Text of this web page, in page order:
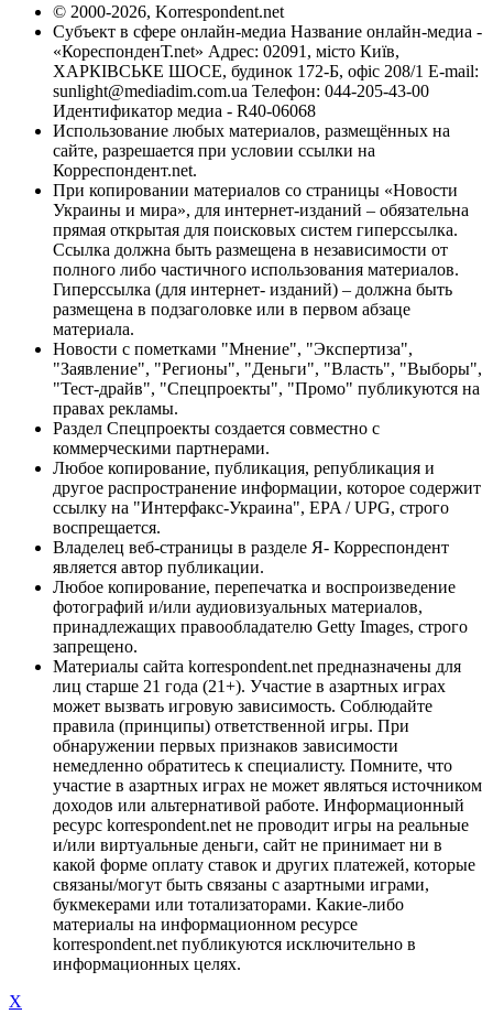
© 2000-2026, Korrespondent.net
Субъект в сфере онлайн-медиа Название онлайн-медиа -
«КореспонденТ.net» Адрес: 02091, місто Київ,
ХАРКІВСЬКЕ ШОСЕ, будинок 172-Б, офіс 208/1 E-mail:
sunlight@mediadim.com.ua Телефон: 044-205-43-00
Идентификатор медиа - R40-06068
Использование любых материалов, размещённых на
сайте, разрешается при условии ссылки на
Корреспондент.net.
При копировании материалов со страницы «Новости
Украины и мира», для интернет-изданий – обязательна
прямая открытая для поисковых систем гиперссылка.
Ссылка должна быть размещена в независимости от
полного либо частичного использования материалов.
Гиперссылка (для интернет- изданий) – должна быть
размещена в подзаголовке или в первом абзаце
материала.
Новости с пометками "Мнение", "Экспертиза",
"Заявление", "Регионы", "Деньги", "Власть", "Выборы",
"Тест-драйв", "Спецпроекты", "Промо" публикуются на
правах рекламы.
Раздел Спецпроекты создается совместно с
коммерческими партнерами.
Любое копирование, публикация, републикация и
другое распространение информации, которое содержит
ссылку на "Интерфакс-Украина", EPA / UPG, строго
воспрещается.
Владелец веб-страницы в разделе Я- Корреспондент
является автор публикации.
Любое копирование, перепечатка и воспроизведение
фотографий и/или аудиовизуальных материалов,
принадлежащих правообладателю Getty Images, строго
запрещено.
Материалы сайта korrespondent.net предназначены для
лиц старше 21 года (21+). Участие в азартных играх
может вызвать игровую зависимость. Соблюдайте
правила (принципы) ответственной игры. При
обнаружении первых признаков зависимости
немедленно обратитесь к специалисту. Помните, что
участие в азартных играх не может являться источником
доходов или альтернативой работе. Информационный
ресурс korrespondent.net не проводит игры на реальные
и/или виртуальные деньги, сайт не принимает ни в
какой форме оплату ставок и других платежей, которые
связаны/могут быть связаны с азартными играми,
букмекерами или тотализаторами. Какие-либо
материалы на информационном ресурсе
korrespondent.net публикуются исключительно в
информационных целях.
X